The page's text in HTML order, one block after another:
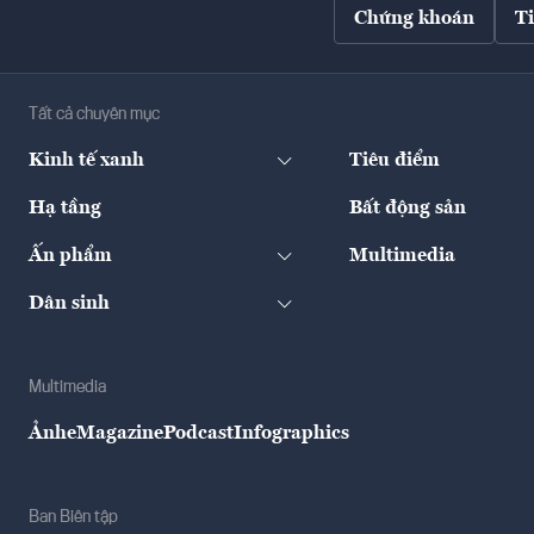
Chứng khoán
Tất cả chuyên mục
Kinh tế xanh Tiêu điểm
Hạ tầng Bất động sản
Ấn phẩm Multimedia
Dân sinh
Multimedia
ẢnheMagazinePodcastInfographics
Ban Biên tập